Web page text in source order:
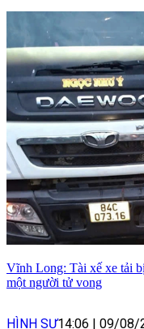
Vĩnh Long: Tài xế xe tải
một người tử vong
HÌNH SỰ14:06 09/08/